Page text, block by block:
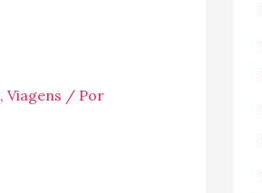
, Viagens / Por